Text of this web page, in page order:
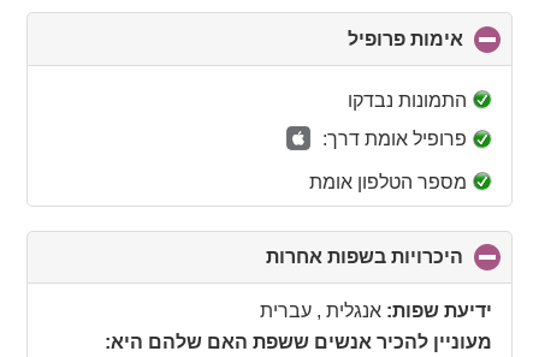
אימות פרופיל
to
התמונות נבדקו
פרופיל אומת דרך:
מספר הטלפון אומת
היכרויות בשפות אחרות
to
collapse
ידיעת שפות: אנגלית , עברית
מעוניין להכיר אנשים ששפת האם שלהם היא: